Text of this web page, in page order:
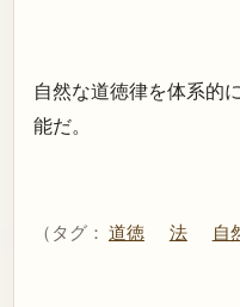
自然な道徳律を体系的
能だ。
（タグ： 道徳 法 自